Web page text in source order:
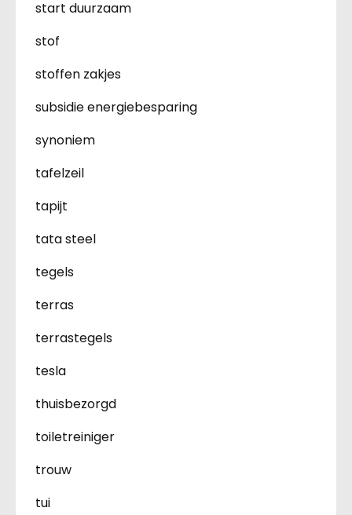
start duurzaam
stof
stoffen zakjes
subsidie energiebesparing
synoniem
tafelzeil
tapijt
tata steel
tegels
terras
terrastegels
tesla
thuisbezorgd
toiletreiniger
trouw
tui